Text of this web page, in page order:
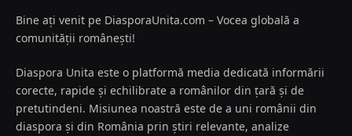
Bine ați venit pe DiasporaUnita.com – Vocea globală a
comunității românești!
Diaspora Unita este o platformă media dedicată informării
corecte, rapide și echilibrate a românilor din țară și de
pretutindeni. Misiunea noastră este de a uni românii din
diaspora și din România prin știri relevante, analize